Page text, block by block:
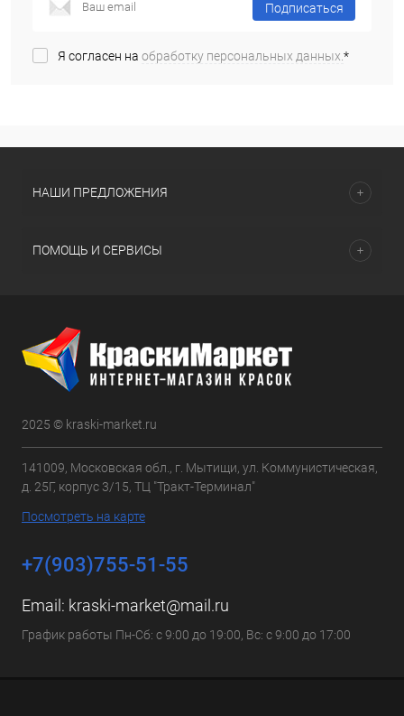
Подписаться
Я согласен на обработку персональных данных.*
НАШИ ПРЕДЛОЖЕНИЯ
ПОМОЩЬ И СЕРВИСЫ
2025 © kraski-market.ru
141009, Московская обл., г. Мытищи, ул. Коммунистическая,
д. 25Г, корпус 3/15, ТЦ "Тракт-Терминал"
Посмотреть на карте
+7(903)755-51-55
Email: kraski-market@mail.ru
График работы Пн-Сб: с 9:00 до 19:00, Вс: с 9:00 до 17:00